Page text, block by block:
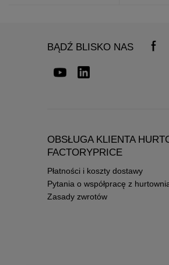
BĄDŹ BLISKO NAS
OBSŁUGA KLIENTA
FACTORYPRICE
Płatności i koszty dostawy
Pytania o współpracę z
Zasady zwrotów